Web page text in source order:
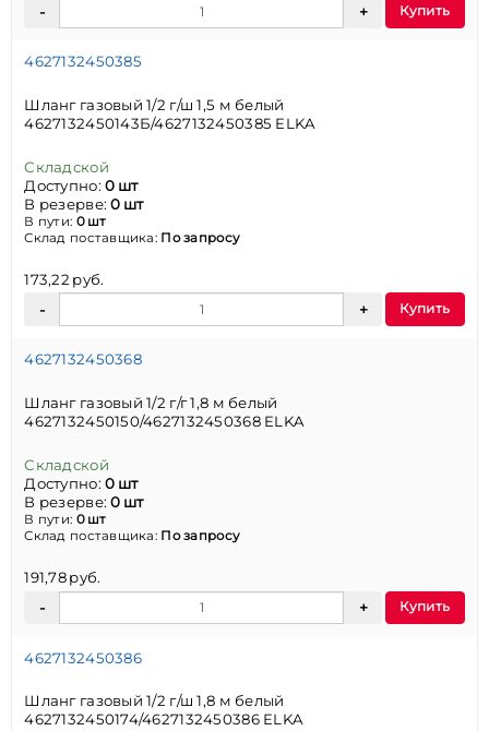
Купить
4627132450385
Шланг газовый 1/2 г/ш 1,5 м белый
4627132450143Б/4627132450385 ELKA
Складской
Доступно:0 шт
В резерве:0 шт
В пути: 0 шт
Склад поставщика: По запросу
173,22 руб.
Купить
4627132450368
Шланг газовый 1/2 г/г 1,8 м белый
4627132450150/4627132450368 ELKA
Складской
Доступно:0 шт
В резерве:0 шт
В пути: 0 шт
Склад поставщика: По запросу
191,78 руб.
Купить
4627132450386
Шланг газовый 1/2 г/ш 1,8 м белый
4627132450174/4627132450386 ELKA